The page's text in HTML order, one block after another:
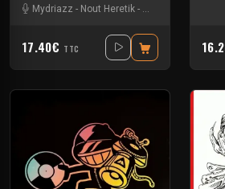
Mydriazz - Nout Heretik - Radium
17.40€ TTC